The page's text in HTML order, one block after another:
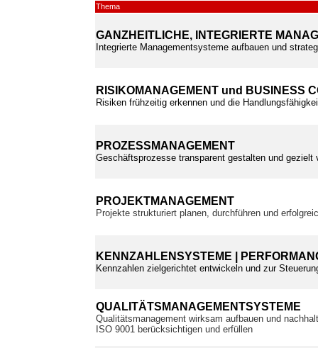
Thema
GANZHEITLICHE, INTEGRIERTE
Integrierte Managementsysteme aufbauen und
RISIKOMANAGEMENT und BUSINESS
Risiken frühzeitig erkennen und die
PROZESSMANAGEMENT
Geschäftsprozesse transparent gestalten und gezielt
PROJEKTMANAGEMENT
Projekte strukturiert planen, durchführen und
KENNZAHLENSYSTEME |
Kennzahlen zielgerichtet entwickeln und zur
QUALITÄTSMANAGEMENTSYSTEME
Qualitätsmanagement wirksam aufbauen und
ISO 9001 berücksichtigen und erfüllen